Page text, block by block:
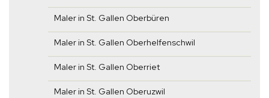
Maler in St. Gallen Oberbüren
Maler in St. Gallen Oberhelfenschwil
Maler in St. Gallen Oberriet
Maler in St. Gallen Oberuzwil